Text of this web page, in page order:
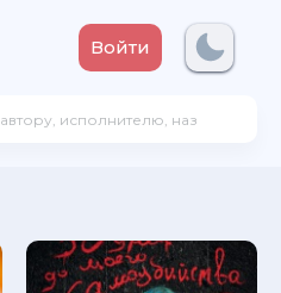
Войти